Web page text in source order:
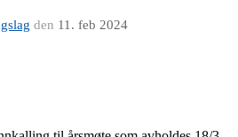
den 11. feb 2024